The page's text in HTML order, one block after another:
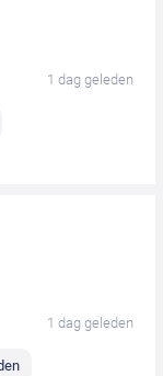
1 dag geleden
1 dag geleden